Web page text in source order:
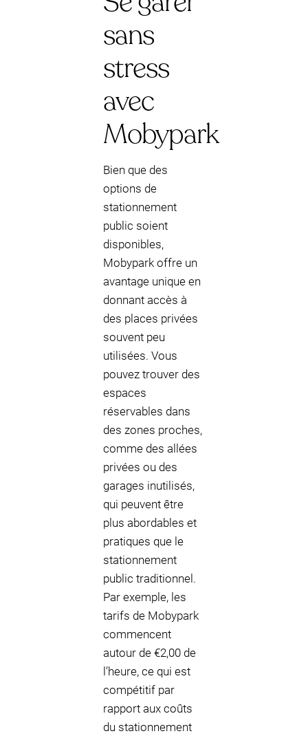
sans
stress
avec
Mobypark
Bien que des
options de
stationnement
public soient
disponibles,
Mobypark offre un
avantage unique en
donnant accès à
des places privées
souvent peu
utilisées. Vous
pouvez trouver des
espaces
réservables dans
des zones proches,
comme des allées
privées ou des
garages inutilisés,
qui peuvent être
plus abordables et
pratiques que le
stationnement
public traditionnel.
Par exemple, les
tarifs de Mobypark
commencent
autour de €2,00 de
l’heure, ce qui est
compétitif par
rapport aux coûts
du stationnement